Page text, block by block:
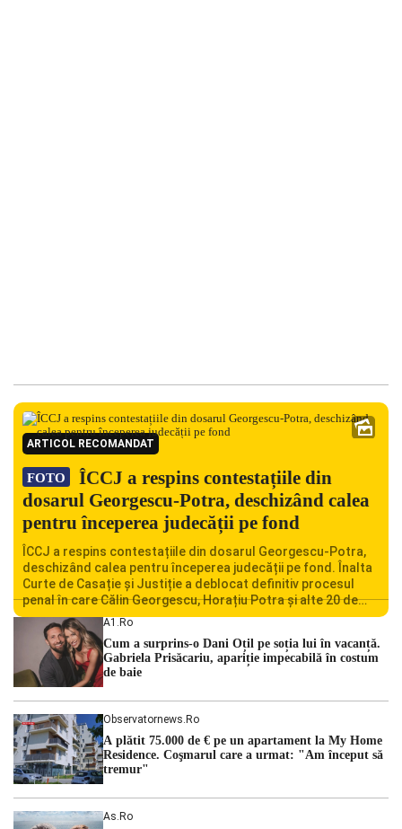
ARTICOL RECOMANDAT
FOTO
ÎCCJ a respins contestațiile din
dosarul Georgescu-Potra, deschizând calea
pentru începerea judecății pe fond
ÎCCJ a respins contestațiile din dosarul Georgescu-Potra,
deschizând calea pentru începerea judecății pe fond. Înalta
Curte de Casație și Justiție a deblocat definitiv procesul
penal în care Călin Georgescu, Horațiu Potra și alte 20 de
persoane sunt acuzați de acțiuni îndreptate împotriva
ordinii constituționale. În ședința din camera preliminară,
judecătorii de la instanța supremă au […]
A1.ro
Cum a surprins-o Dani Oțil pe soția lui în vacanță.
Gabriela Prisăcariu, apariție impecabilă în costum
de baie
Observatornews.ro
A plătit 75.000 de € pe un apartament la My Home
Residence. Coşmarul care a urmat: "Am început să
tremur"
As.ro